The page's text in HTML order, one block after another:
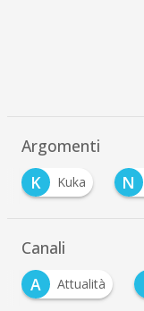
Argomenti
K
Kuka N
Canali
A
Attualità